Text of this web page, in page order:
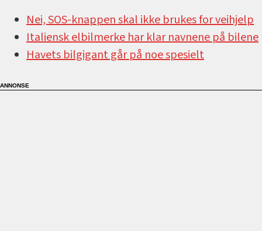
Nei, SOS-knappen skal ikke brukes for veihjelp
Italiensk elbilmerke har klar navnene på bilene
Havets bilgigant går på noe spesielt